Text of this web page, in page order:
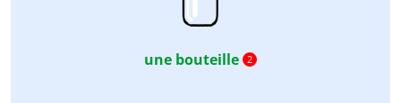
une bouteille 2